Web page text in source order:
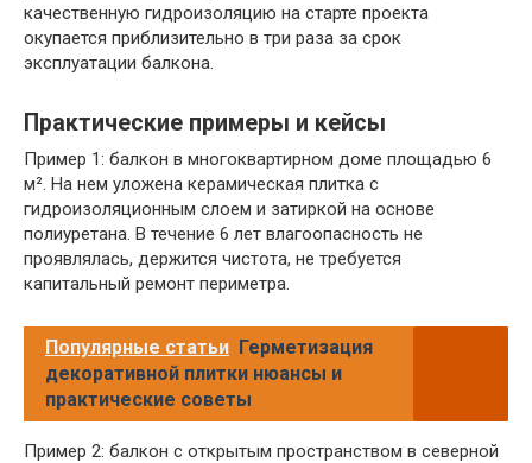
качественную гидроизоляцию на старте проекта
окупается приблизительно в три раза за срок
эксплуатации балкона.
Практические примеры и кейсы
Пример 1: балкон в многоквартирном доме площадью 6
м². На нем уложена керамическая плитка с
гидроизоляционным слоем и затиркой на основе
полиуретана. В течение 6 лет влагоопасность не
проявлялась, держится чистота, не требуется
капитальный ремонт периметра.
Популярные статьи Герметизация
декоративной плитки нюансы и
практические советы
Пример 2: балкон с открытым пространством в северной